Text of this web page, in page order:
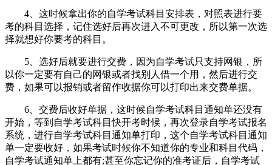
4、这时候拿出你的自学考试科目安排表，对照表进行要
考的科目选择，记住选好后再次进入不可更改，所以第一次选
择就想好你要考的科目。
5、选好后就要进行交费，因为自学考试只支持网银，所
以你一定要有自己的网银或者找别人借一个用，然后进行交
费，如果可以报销或者留作收据你可以打印出来交费单据。
6、交费后收好单据，这时候自学考试科目通知单还没有
开始，等到自学考试科目快开考时候，再次登录自学考试报名
系统，进行自学考试科目通知单打印，这个自学考试科目通知
单一定要收好，如果考试时候你不知道你的专业和科目代码，
自学考试通知单上都有;甚至你忘记你的准考证后，自学考试